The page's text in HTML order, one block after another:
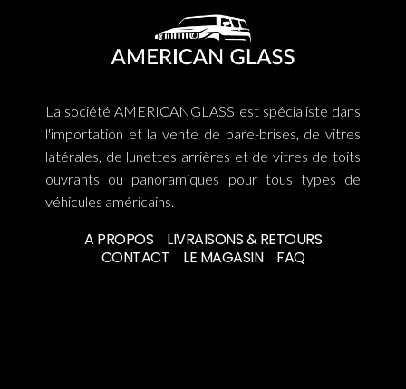
La société AMERICANGLASS est spécialiste dans
l'importation et la vente de pare-brises, de vitres
latérales, de lunettes arrières et de vitres de toits
ouvrants ou panoramiques pour tous types de
véhicules américains.
A PROPOS
LIVRAISONS & RETOURS
CONTACT
LE MAGASIN FAQ